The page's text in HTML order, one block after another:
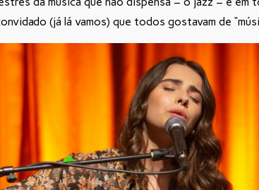
(já lá vamos) que todos gostavam de